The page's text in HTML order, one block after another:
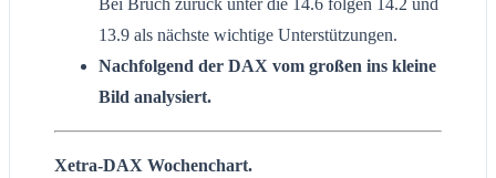
13.9 als nächste wichtige Unterstützungen.
Nachfolgend der DAX vom großen ins kleine
Bild analysiert.
Xetra-DAX Wochenchart.